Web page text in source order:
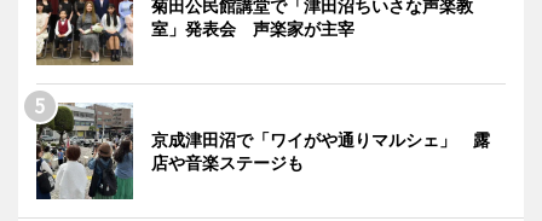
菊田公民館講堂で「津田沼ちいさな声楽教
室」発表会 声楽家が主宰
京成津田沼で「ワイがや通りマルシェ」 露
店や音楽ステージも